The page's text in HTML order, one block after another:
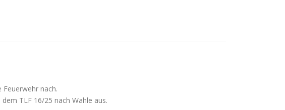
nach.
TLF 16/25 nach Wahle aus.